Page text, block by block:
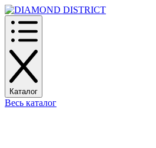
Каталог
Весь каталог